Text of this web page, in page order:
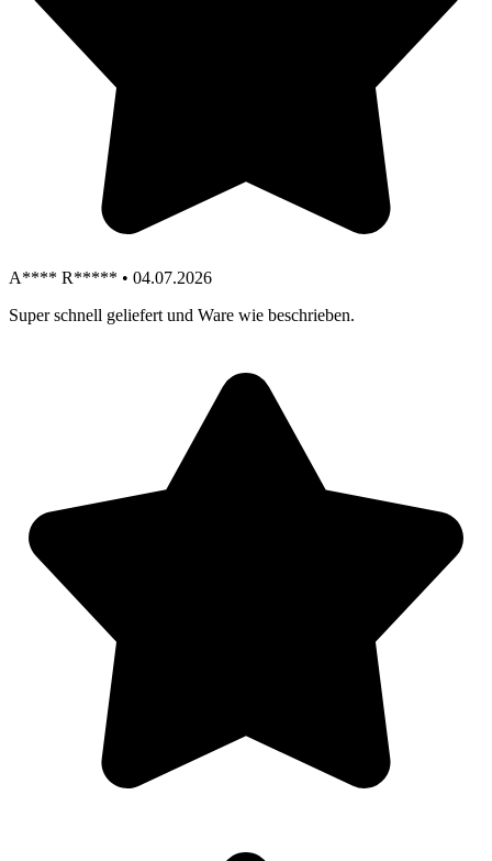
A**** R***** • 04.07.2026
Super schnell geliefert und Ware wie beschrieben.